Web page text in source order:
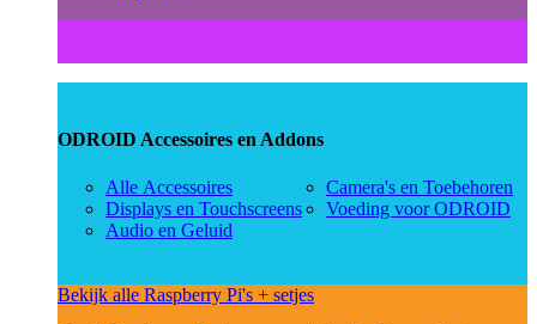
ODROID Accessoires en Addons
Alle Accessoires
Displays en Touchscreens
Audio en Geluid
Camera's en Toebehoren
Voeding voor ODROID
Bekijk alle Raspberry Pi's + setjes